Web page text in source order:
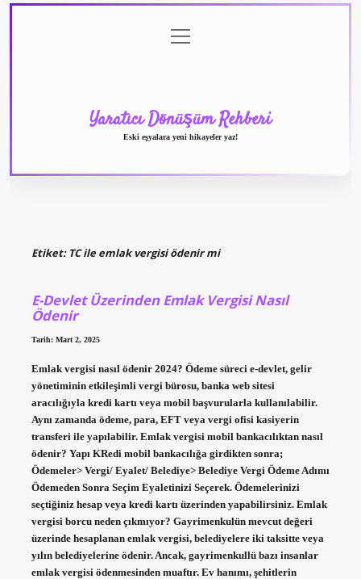
menüyü
aç
Yaratıcı Dönüşüm Rehberi
Eski eşyalara yeni hikayeler yaz!
Etiket: TC ile emlak vergisi ödenir mi
E-Devlet Üzerinden Emlak Vergisi Nasıl
Ödenir
Tarih: Mart 2, 2025
Emlak vergisi nasıl ödenir 2024? Ödeme süreci e-devlet, gelir
yönetiminin etkileşimli vergi bürosu, banka web sitesi
aracılığıyla kredi kartı veya mobil başvurularla kullanılabilir.
Aynı zamanda ödeme, para, EFT veya vergi ofisi kasiyerin
transferi ile yapılabilir. Emlak vergisi mobil bankacılıktan nasıl
ödenir? Yapı KRedi mobil bankacılığa girdikten sonra;
Ödemeler> Vergi/ Eyalet/ Belediye> Belediye Vergi Ödeme Adımı
Ödemeden Sonra Seçim Eyaletinizi Seçerek. Ödemelerinizi
seçtiğiniz hesap veya kredi kartı üzerinden yapabilirsiniz. Emlak
vergisi borcu neden çıkmıyor? Gayrimenkulün mevcut değeri
üzerinde hesaplanan emlak vergisi, belediyelere iki taksitte veya
yılın belediyelerine ödenir. Ancak, gayrimenkullü bazı insanlar
emlak vergisi ödenmesinden muaftır. Ev hanımı, şehitlerin